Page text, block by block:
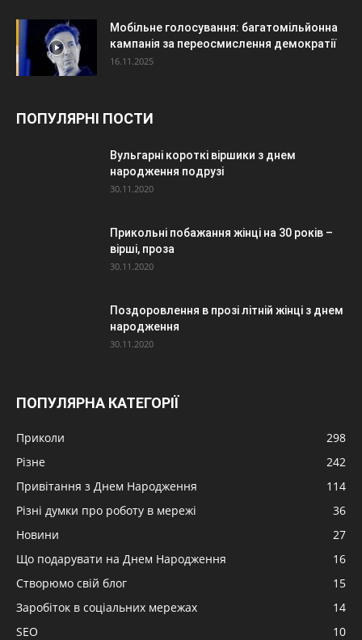
Мобільне голосування: багатомільйонна
кампанія за переосмислення демократії
16.11.2025
ПОПУЛЯРНІ ПОСТИ
Вульгарні короткі віршики з днем
народження подрузі
30.11.2020
Прикольні побажання жінці на 30 років –
вірші, проза
30.11.2020
Поздоровлення в прозі літній жінці з днем
народження
30.11.2020
ПОПУЛЯРНА КАТЕГОРІЇ
Приколи
298
Різне
242
Привітання з Днем Народження
114
Різні думки про роботу в мережі
36
Новини
27
Що подарувати на Днем Народження
16
Створюмо свій блог
15
Заробіток в соціальних мережах
14
SEO
10